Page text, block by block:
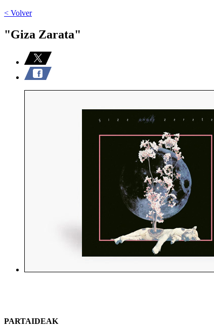
< Volver
"Giza Zarata"
PARTAIDEAK